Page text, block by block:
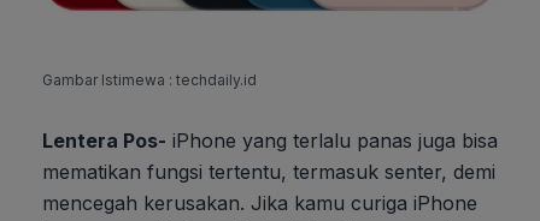
Gambar Istimewa : techdaily.id
Lentera Pos- iPhone yang terlalu panas juga bisa
mematikan fungsi tertentu, termasuk senter, demi
mencegah kerusakan. Jika kamu curiga iPhone